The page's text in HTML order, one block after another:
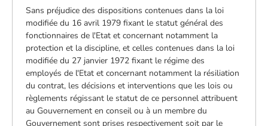
Sans préjudice des dispositions contenues dans la loi
modifiée du 16 avril 1979 fixant le statut général des
fonctionnaires de l'Etat et concernant notamment la
protection et la discipline, et celles contenues dans la loi
modifiée du 27 janvier 1972 fixant le régime des
employés de l'Etat et concernant notamment la résiliation
du contrat, les décisions et interventions que les lois ou
règlements régissant le statut de ce personnel attribuent
au Gouvernement en conseil ou à un membre du
Gouvernement sont prises respectivement soit par le